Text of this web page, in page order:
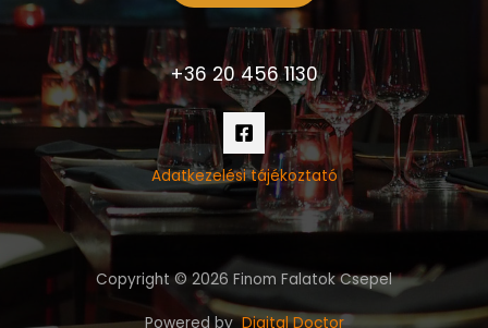
+36 20 456 1130
Adatkezelési tájékoztató
Copyright © 2026 Finom Falatok Csepel
Powered byDigital Doctor